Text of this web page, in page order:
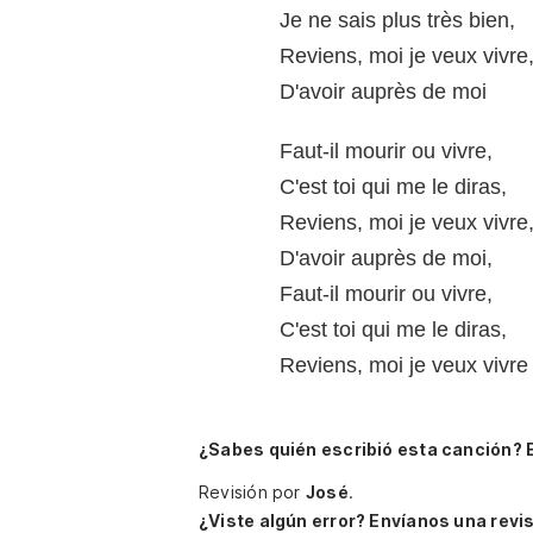
Je ne sais plus très bien,
Reviens, moi je veux vivre,
D'avoir auprès de moi
Faut-il mourir ou vivre,
C'est toi qui me le diras,
Reviens, moi je veux vivre,
D'avoir auprès de moi,
Faut-il mourir ou vivre,
C'est toi qui me le diras,
Reviens, moi je veux vivre
¿Sabes quién escribió esta canción?
Revisión por José.
¿Viste algún error? Envíanos una